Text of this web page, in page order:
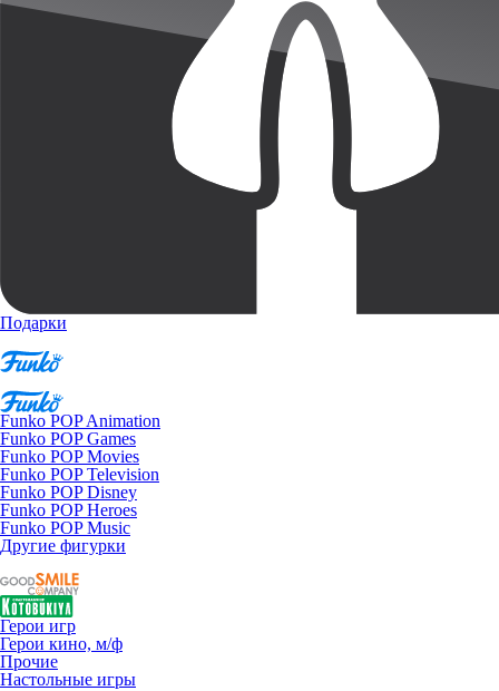
Подарки
Funko POP Animation
Funko POP Games
Funko POP Movies
Funko POP Television
Funko POP Disney
Funko POP Heroes
Funko POP Music
Другие фигурки
Герои игр
Герои кино, м/ф
Прочие
Настольные игры